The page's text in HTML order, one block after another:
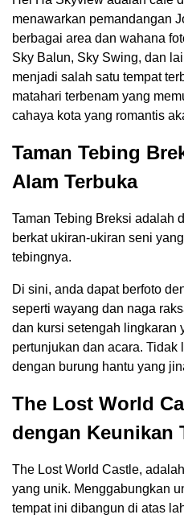
menawarkan pemandangan
berbagai area dan wahana
Sky Balun, Sky Swing, dan
menjadi salah satu tempat
matahari terbenam yang
cahaya kota yang romantis
Taman Tebing
Alam Terbuka
Taman Tebing Breksi adalah
berkat ukiran-ukiran seni
tebingnya.
Di sini, anda dapat berfoto
seperti wayang dan naga
dan kursi setengah lingkaran
pertunjukan dan acara. Tidak
dengan burung hantu yang
The Lost World
dengan Keunikan
The Lost World Castle,
yang unik. Menggabungkan
tempat ini dibangun di atas